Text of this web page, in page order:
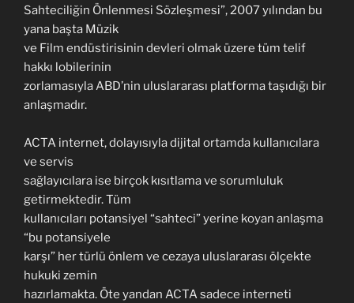
Sahteciliğin Önlenmesi Sözleşmesi”, 2007 yılından bu
yana başta Müzik
ve Film endüstirisinin devleri olmak üzere tüm telif
hakkı lobilerinin
zorlamasıyla ABD’nin uluslararası platforma taşıdığı bir
anlaşmadır.
ACTA internet, dolayısıyla dijital ortamda kullanıcılara
ve servis
sağlayıcılara ise birçok kısıtlama ve sorumluluk
getirmektedir. Tüm
kullanıcıları potansiyel “sahteci” yerine koyan anlaşma
“bu potansiyele
karşı” her türlü önlem ve cezaya uluslararası ölçekte
hukuki zemin
hazırlamakta. Öte yandan ACTA sadece interneti